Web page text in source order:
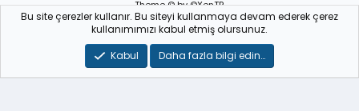
Theme© by ©XenTR
Sitemiz bünyesindeki içerikleri izinsiz kullananlar hakkında T.C.K
kanun ve yönetmeliklerine göre yasal işlem başlatılacağını
alandan yazılı olarak beyan ederiz!
WebmasterForum.NET – Tüm Hakları Saklıdır © 2025-2026
Bu site çerezler kullanır. Bu siteyi kullanmaya devam ederek çerez
kullanımımızı kabul etmiş olursunuz.
Kabul
Daha fazla bilgi edin…